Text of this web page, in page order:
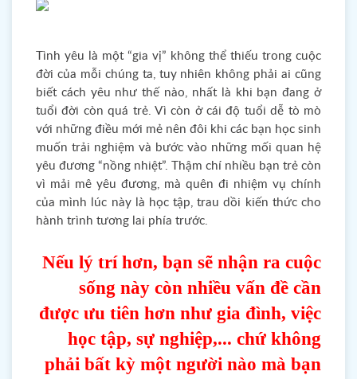
Tình yêu là một “gia vị” không thể thiếu trong cuộc
đời của mỗi chúng ta, tuy nhiên không phải ai cũng
biết cách yêu như thế nào, nhất là khi bạn đang ở
tuổi đời còn quá trẻ. Vì còn ở cái độ tuổi dễ tò mò
với những điều mới mẻ nên đôi khi các bạn học sinh
muốn trải nghiệm và bước vào những mối quan hệ
yêu đương “nồng nhiệt”. Thậm chí nhiều bạn trẻ còn
vì mải mê yêu đương, mà quên đi nhiệm vụ chính
của mình lúc này là học tập, trau dồi kiến thức cho
hành trình tương lai phía trước.
Nếu lý trí hơn, bạn sẽ nhận ra cuộc
sống này còn nhiều vấn đề cần
được ưu tiên hơn như gia đình, việc
học tập, sự nghiệp,... chứ không
phải bất kỳ một người nào mà bạn